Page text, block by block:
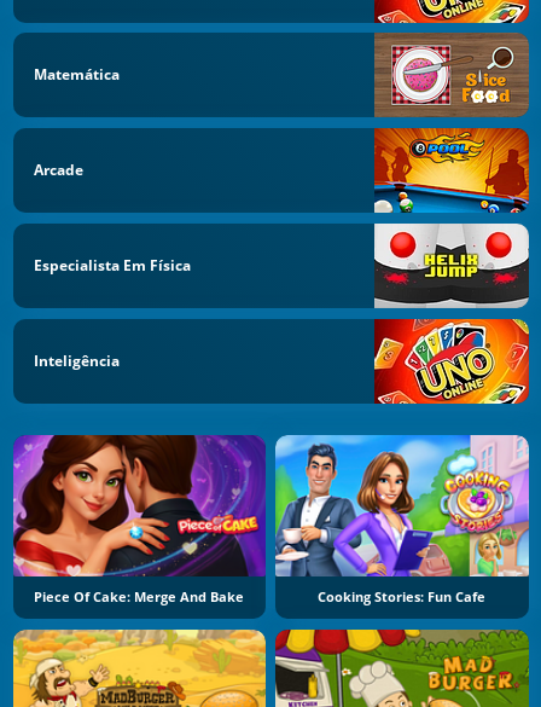
Matemática
Arcade
Especialista Em Física
Inteligência
Piece Of Cake: Merge And Bake Cooking Stories: Fun Cafe